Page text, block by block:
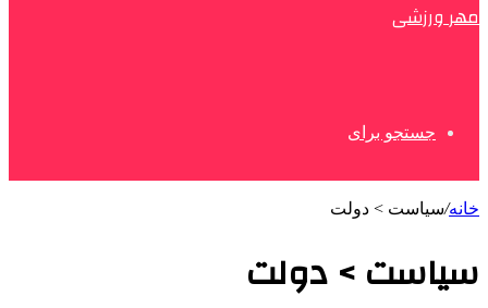
مهر ورزشی
جستجو برای
خانه/سیاست > دولت
سیاست > دولت